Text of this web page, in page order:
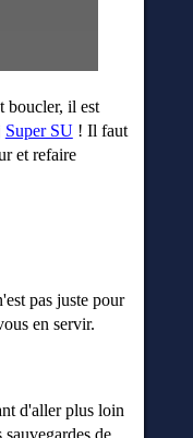
boucler, il est
Super SU! Il faut
et refaire
pas juste pour
en servir.
d'aller plus loin
sauvegardesde